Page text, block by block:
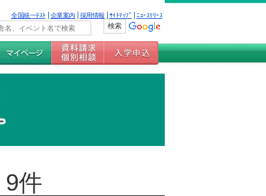
全国統一ﾃｽﾄ 企業案内 採用情報 ｻｲﾄﾏｯﾌﾟ ﾆｭｰｽﾘﾘｰｽ
件